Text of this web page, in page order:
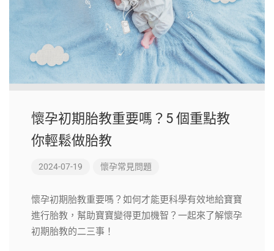
懷孕初期胎教重要嗎？5 個重點教
你輕鬆做胎教
2024-07-19 懷孕常見問題
懷孕初期胎教重要嗎？如何才能更科學有效地給寶寶
進行胎教，幫助寶寶變得更加機智？一起來了解懷孕
初期胎教的二三事！